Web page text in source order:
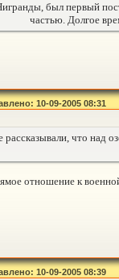
был первый
частью. Долгое
10-09-2005 08:31
что над
отношение к
10-09-2005 08:39